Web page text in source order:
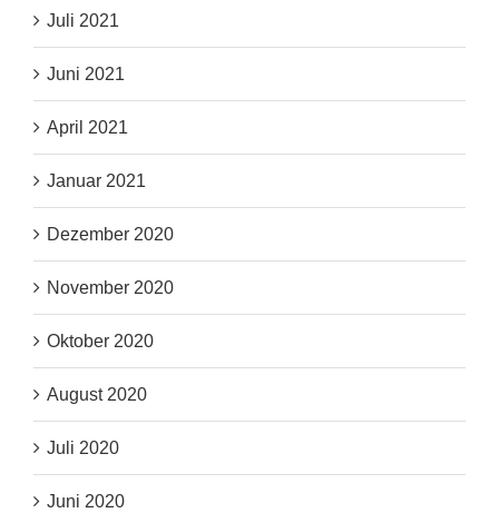
Juli 2021
Juni 2021
April 2021
Januar 2021
Dezember 2020
November 2020
Oktober 2020
August 2020
Juli 2020
Juni 2020